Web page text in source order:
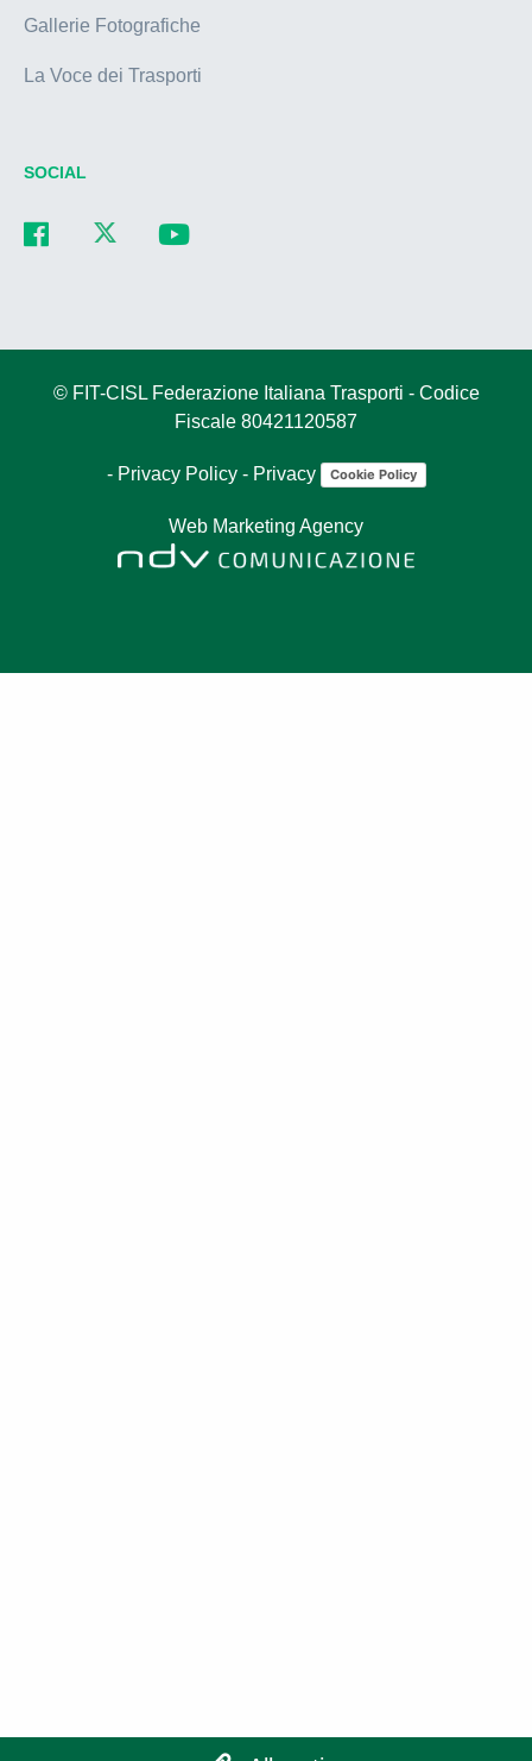
Gallerie Fotografiche
La Voce dei Trasporti
SOCIAL
© FIT-CISL Federazione Italiana Trasporti - Codice
Fiscale 80421120587
- Privacy Policy - Privacy Cookie Policy
Web Marketing Agency